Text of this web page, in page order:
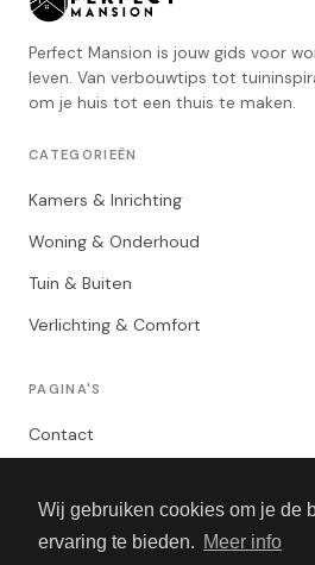
Wij gebruiken cookies om je de
ervaring te bieden. Meer info
Perfect Mansion is jouw gids voor
leven. Van verbouwtips tot
om je huis tot een thuis te maken.
CATEGORIEËN
Kamers & Inrichting
Woning & Onderhoud
Tuin & Buiten
Verlichting & Comfort
PAGINA'S
Contact
Algemene Voorwaarden
Adverteren